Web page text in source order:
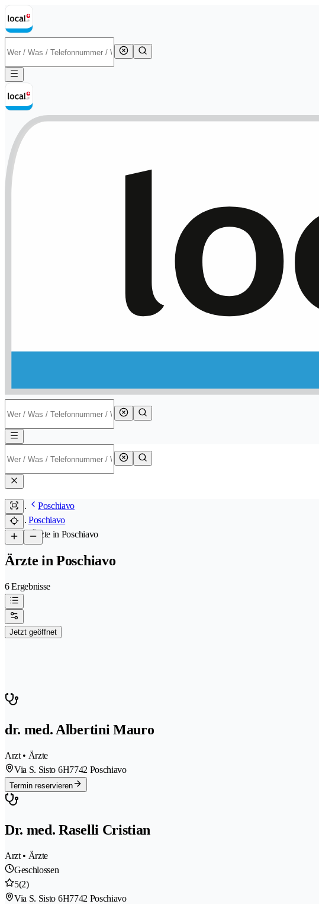
Poschiavo
Poschiavo
/Ärzte in Poschiavo
Ärzte in Poschiavo
6 Ergebnisse
Jetzt geöffnet
dr. med. Albertini Mauro
Arzt • Ärzte
Via S. Sisto 6H7742 Poschiavo
Termin reservieren
Dr. med. Raselli Cristian
Arzt • Ärzte
Geschlossen
5(2)
Via S. Sisto 6H7742 Poschiavo